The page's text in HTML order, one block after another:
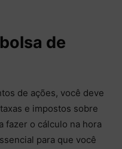
de
de ações, você deve
e impostos sobre
fazer o cálculo na hora
para que você